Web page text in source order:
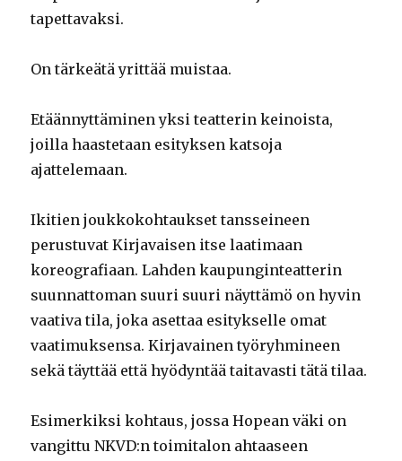
tapettavaksi.
On tärkeätä yrittää muistaa.
Etäännyttäminen yksi teatterin keinoista,
joilla haastetaan esityksen katsoja
ajattelemaan.
Ikitien joukkokohtaukset tansseineen
perustuvat Kirjavaisen itse laatimaan
koreografiaan. Lahden kaupunginteatterin
suunnattoman suuri suuri näyttämö on hyvin
vaativa tila, joka asettaa esitykselle omat
vaatimuksensa. Kirjavainen työryhmineen
sekä täyttää että hyödyntää taitavasti tätä tilaa.
Esimerkiksi kohtaus, jossa Hopean väki on
vangittu NKVD:n toimitalon ahtaaseen